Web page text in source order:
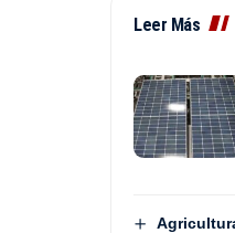
Leer Más